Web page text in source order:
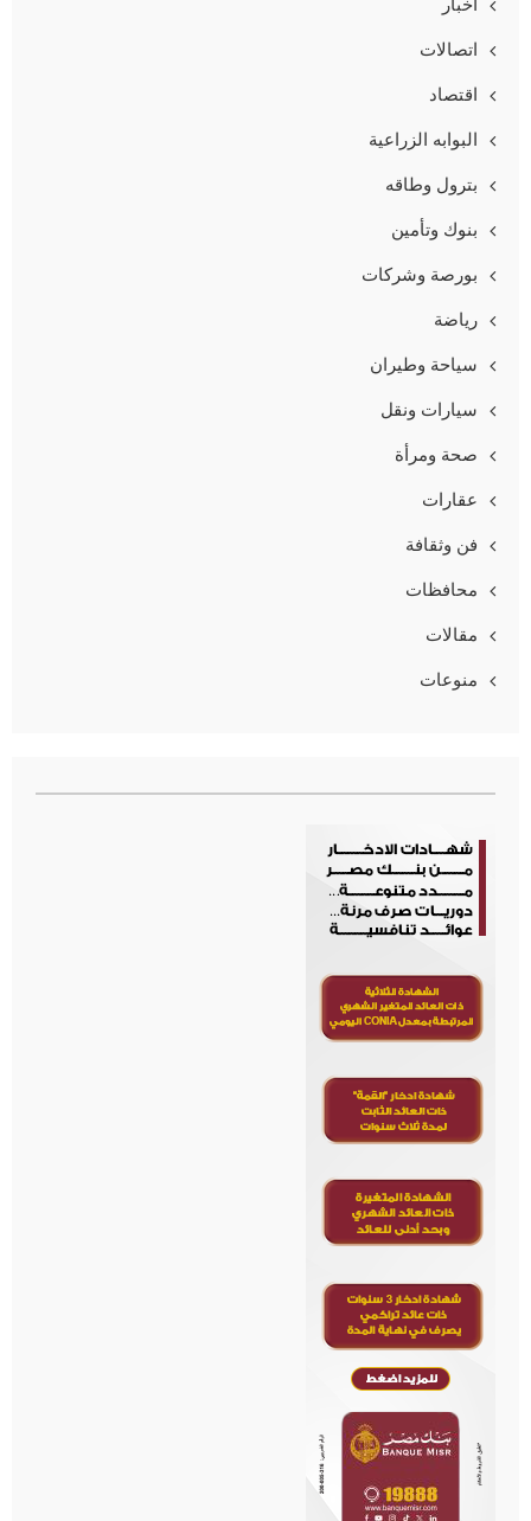
أخبار
اتصالات
اقتصاد
البوابه الزراعية
بترول وطاقه
بنوك وتأمين
بورصة وشركات
رياضة
سياحة وطيران
سيارات ونقل
صحة ومرأة
عقارات
فن وثقافة
محافظات
مقالات
منوعات